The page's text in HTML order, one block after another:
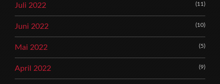
Juli 2022 (11)
Juni 2022 (10)
Mai 2022 (5)
April 2022 (9)